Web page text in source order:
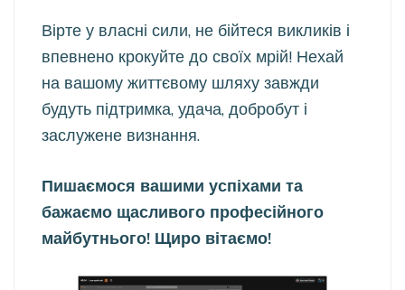
Вірте у власні сили, не бійтеся викликів і
впевнено крокуйте до своїх мрій! Нехай
на вашому життєвому шляху завжди
будуть підтримка, удача, добробут і
заслужене визнання.
Пишаємося вашими успіхами та
бажаємо щасливого професійного
майбутнього! Щиро вітаємо!